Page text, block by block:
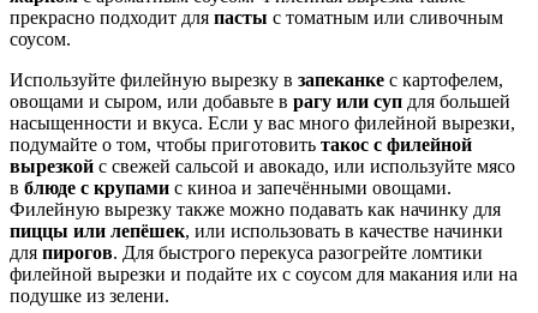
прекрасно подходит для пасты с томатным или сливочным
соусом.
Используйте филейную вырезку в запеканке с картофелем,
овощами и сыром, или добавьте в рагу или суп для большей
насыщенности и вкуса. Если у вас много филейной вырезки,
подумайте о том, чтобы приготовить такос с филейной
вырезкой с свежей сальсой и авокадо, или используйте мясо
в блюде с крупами с киноа и запечёнными овощами.
Филейную вырезку также можно подавать как начинку для
пиццы или лепёшек, или использовать в качестве начинки
для пирогов. Для быстрого перекуса разогрейте ломтики
филейной вырезки и подайте их с соусом для макания или на
подушке из зелени.